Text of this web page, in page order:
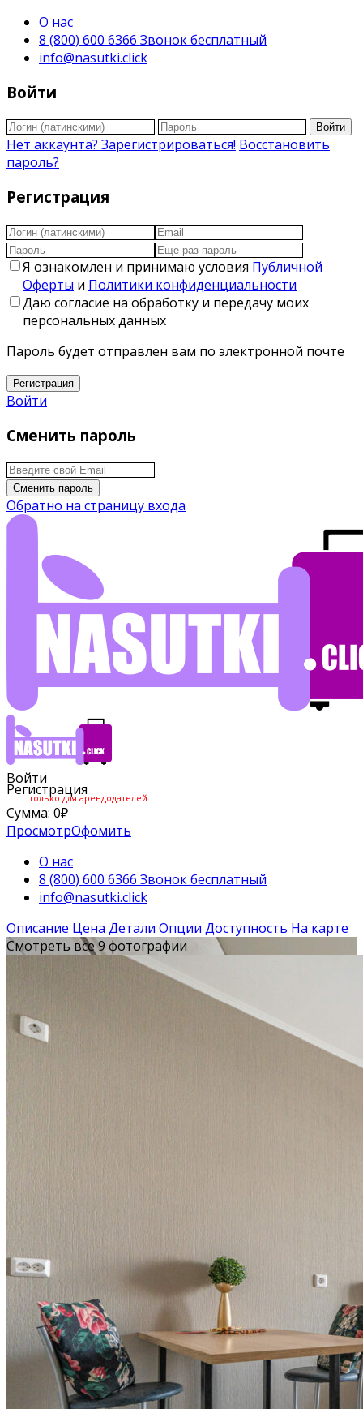
О нас
8 (800) 600 6366 Звонок бесплатный
info@nasutki.click
Войти
Войти
Нет аккаунта? Зарегистрироваться! Восстановить
пароль?
Регистрация
Я ознакомлен и принимаю условия Публичной
Оферты и Политики конфиденциальности
Даю согласие на обработку и передачу моих
персональных данных
Пароль будет отправлен вам по электронной почте
Регистрация
Войти
Сменить пароль
Сменить пароль
Обратно на страницу входа
Войти
Регистрация
только для арендодателей
Сумма: 0₽
ПросмотрОфомить
О нас
8 (800) 600 6366 Звонок бесплатный
info@nasutki.click
Описание Цена Детали Опции Доступность На карте
Смотреть все 9 фотографии